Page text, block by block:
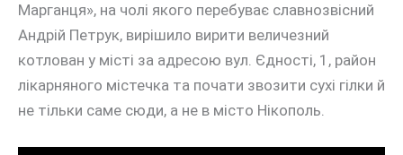
Марганця», на чолі якого перебуває славнозвісний
Андрій Петрук, вирішило вирити величезний
котлован у місті за адресою вул. Єдності, 1, район
лікарняного містечка та почати звозити сухі гілки й
не тільки саме сюди, а не в місто Нікополь.